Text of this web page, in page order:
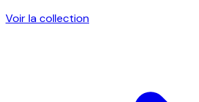
Voir la collection